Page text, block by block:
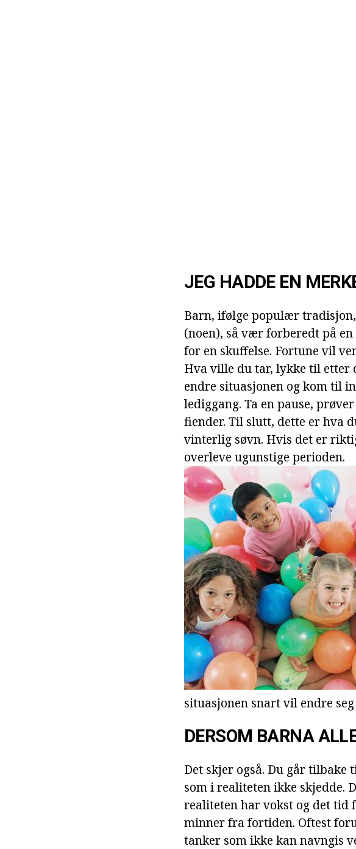
JEG HADDE EN
Barn, ifølge populær
(noen), så vær forberedt på
for en skuffelse. Fortune vil
Hva ville du tar, lykke til etter
endre situasjonen og kom til
lediggang. Ta en pause,
fiender. Til slutt, dette er hva
vinterlig søvn. Hvis det er
overleve ugunstige perioden.
situasjonen snart vil endre
DERSOM BARNA
Det skjer også. Du går tilbake
som i realiteten ikke skjedde.
realiteten har vokst og det tid
minner fra fortiden. Oftest
tanker som ikke kan navngis